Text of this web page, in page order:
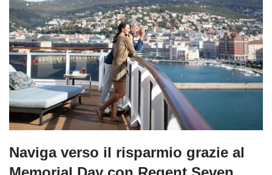
Naviga verso il risparmio grazie al